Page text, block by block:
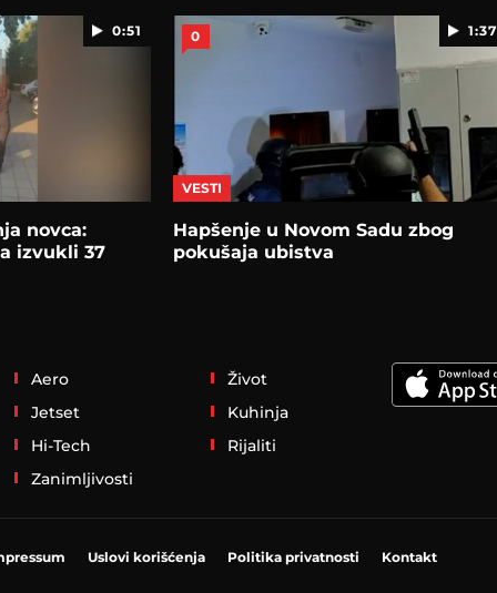
0:51
novca:
izvukli 37
1:37
0
VESTI
Hapšenje u Novom Sadu zbog
pokušaja ubistva
Aero
Jetset
Hi-Tech
Zanimljivosti
Život
Kuhinja
Rijaliti
Uslovi korišćenja Politika privatnosti Kontakt